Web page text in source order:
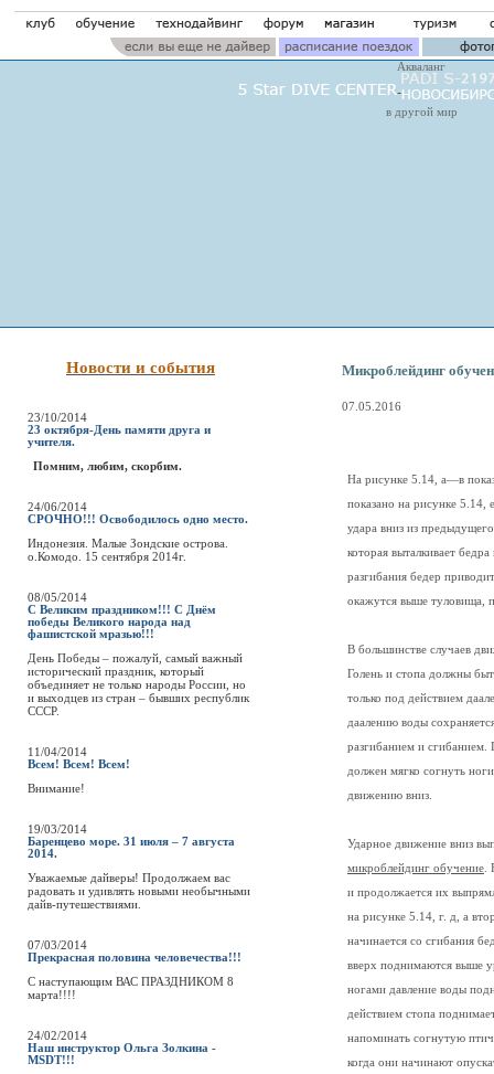
Акваланг
в другой мир
Новости и события
23/10/2014
23 октября-День памяти друга и
учителя.
Помним, любим, скорбим.
24/06/2014
СРОЧНО!!! Освободилось одно место.
Индонезия. Малые Зондские острова.
о.Комодо. 15 сентября 2014г.
08/05/2014
С Великим праздником!!! С Днём
победы Великого народа над
фашистской мразью!!!
День Победы – пожалуй, самый важный
исторический праздник, который
объединяет не только народы России, но
и выходцев из стран – бывших республик
СССР.
11/04/2014
Всем! Всем! Всем!
Внимание!
19/03/2014
Баренцево море. 31 июля – 7 августа
2014.
Уважаемые дайверы! Продолжаем вас
радовать и удивлять новыми необычными
дайв-путешествиями.
07/03/2014
Прекрасная половина человечества!!!
C наступающим ВАС ПРАЗДНИКОМ 8
марта!!!!
24/02/2014
Наш инструктор Ольга Золкина -
MSDT!!!
Микроблейдинг
07.05.2016
На рисунке 5.14, а—в
показано на рисунке 5.14,
удара вниз из
которая выталкивает
разгибания бедер
окажутся выше туловища,
В большинстве случаев
Голень и стопа должны
только под действием
даалению воды
разгибанием и сгибанием.
должен мягко согнуть
движению вниз.
Ударное движение вниз
микроблейдинг обучение
и продолжается их
на рисунке 5.14, г. д, а
начинается со сгибания
вверх поднимаются выше
ногами давление воды
действием стопа
напоминать согнутую
когда они начинают